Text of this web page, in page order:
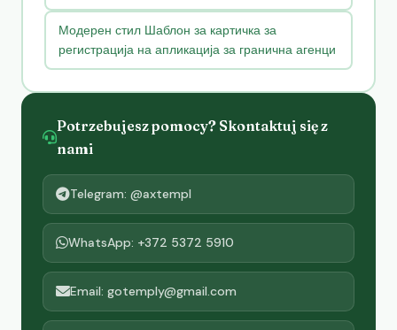
Модерен стил Шаблон за картичка за
регистрација на апликација за гранична агенци
Potrzebujesz pomocy? Skontaktuj się z
nami
Telegram: @axtempl
WhatsApp: +372 5372 5910
Email: gotemply@gmail.com